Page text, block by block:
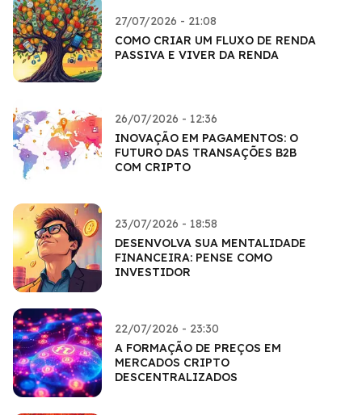
27/07/2026 - 21:08
COMO CRIAR UM FLUXO DE RENDA
PASSIVA E VIVER DA RENDA
26/07/2026 - 12:36
INOVAÇÃO EM PAGAMENTOS: O
FUTURO DAS TRANSAÇÕES B2B
COM CRIPTO
23/07/2026 - 18:58
DESENVOLVA SUA MENTALIDADE
FINANCEIRA: PENSE COMO
INVESTIDOR
22/07/2026 - 23:30
A FORMAÇÃO DE PREÇOS EM
MERCADOS CRIPTO
DESCENTRALIZADOS